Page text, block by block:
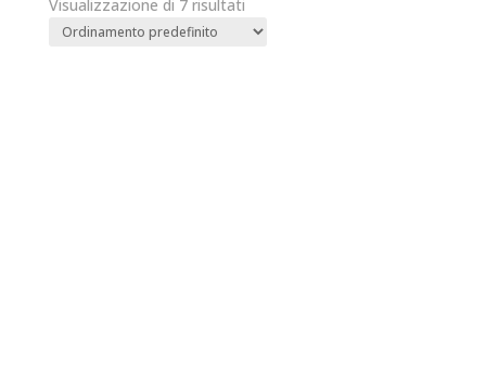
Visualizzazione di 7 risultati